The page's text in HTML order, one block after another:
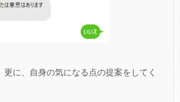
更に、自身の気になる点の提案をしてく